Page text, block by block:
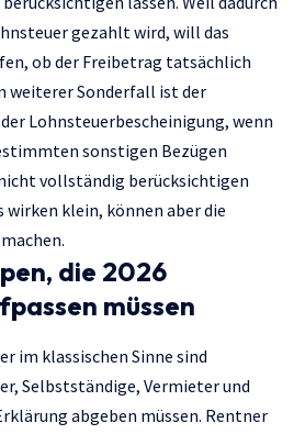
gezahlt wird, will das
ob der Freibetrag tatsächlich
weiterer Sonderfall ist der
Lohnsteuerbescheinigung, wenn
sonstigen Bezügen
vollständig berücksichtigen
wirken klein, können aber die
die 2026
müssen
im klassischen Sinne sind
Selbstständige, Vermieter und
abgeben müssen. Rentner